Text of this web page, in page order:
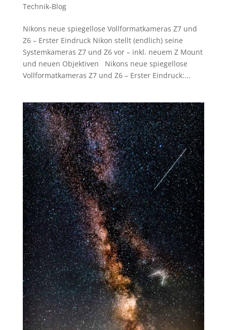
Technik-Blog
Nikons neue spiegellose Vollformatkameras Z7 und
Z6 – Erster Eindruck Nikon stellt (endlich) seine
Systemkameras Z7 und Z6 vor – inkl. neuem Z Mount
und neuen Objektiven Nikons neue spiegellose
Vollformatkameras Z7 und Z6 – Erster Eindruck:...